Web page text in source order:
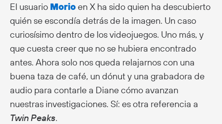
El usuario Morioen X ha sido quien ha descubierto
quién se escondía detrás de la imagen. Un caso
curiosísimo dentro de los videojuegos. Uno más, y
que cuesta creer que no se hubiera encontrado
antes. Ahora solo nos queda relajarnos con una
buena taza de café, un dónut y una grabadora de
audio para contarle a Diane cómo avanzan
nuestras investigaciones. Sí: es otra referencia a
Twin Peaks.